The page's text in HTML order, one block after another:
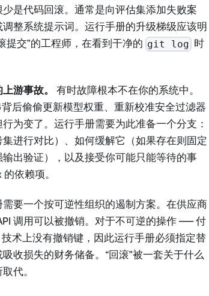
是代码回滚。通常是向评估集添加失败案
整系统提示词。运行手册的升级梯级应该明
提交”的工程师，在看到干净的 git log 时
游事故。
有时故障根本不在你的系统中。
后偷偷更新模型权重、重新校准安全过滤器
为变了。运行手册需要为此准备一个分支：
进行对比）、如何缓解它（如果存在则固定
出验证），以及接受你可能只能等待的事
依赖项。
要一个按可逆性组织的遏制方案。在供应商
调用可以被撤销。对于不可逆的操作 —— 付
术上没有撤销键，因此运行手册必须指定替
收损失的财务储备。“回滚”被一套关于什么
代。